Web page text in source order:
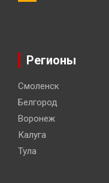
Регионы
Смоленск
Белгород
Воронеж
Калуга
Тула